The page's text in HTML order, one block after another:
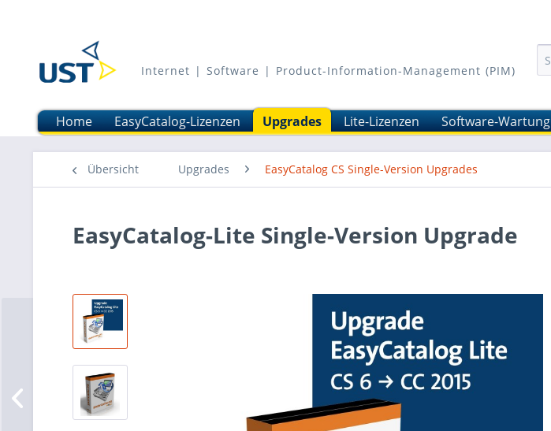
Internet | Software | Product-Information-Management (PIM)
Home EasyCatalog-Lizenzen Upgrades Lite-Lizenzen Software-Wartung
Übersicht Upgrades EasyCatalog CS Single-Version Upgrades
EasyCatalog-Lite Single-Version Upgrade